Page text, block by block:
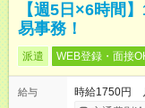
【週5日×6時間
易事務！
派遣 WEB登録・面接
給与
時給1750円